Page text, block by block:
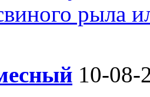
рыла
10-08-